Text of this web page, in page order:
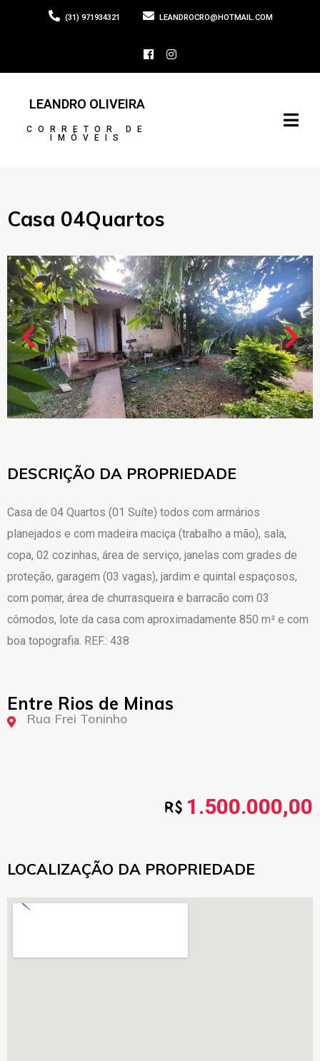
(31) 971934321 LEANDROCRO@HOTMAIL.COM
LEANDRO OLIVEIRA
CORRETOR DE
IMÓVEIS
Casa 04Quartos
DESCRIÇÃO DA PROPRIEDADE
Casa de 04 Quartos (01 Suíte) todos com armários
planejados e com madeira maciça (trabalho a mão), sala,
copa, 02 cozinhas, área de serviço, janelas com grades de
proteção, garagem (03 vagas), jardim e quintal espaçosos,
com pomar, área de churrasqueira e barracão com 03
cômodos, lote da casa com aproximadamente 850 m² e com
boa topografia. REF.: 438
Entre Rios de Minas
Rua Frei Toninho
1.500.000,00
LOCALIZAÇÃO DA PROPRIEDADE